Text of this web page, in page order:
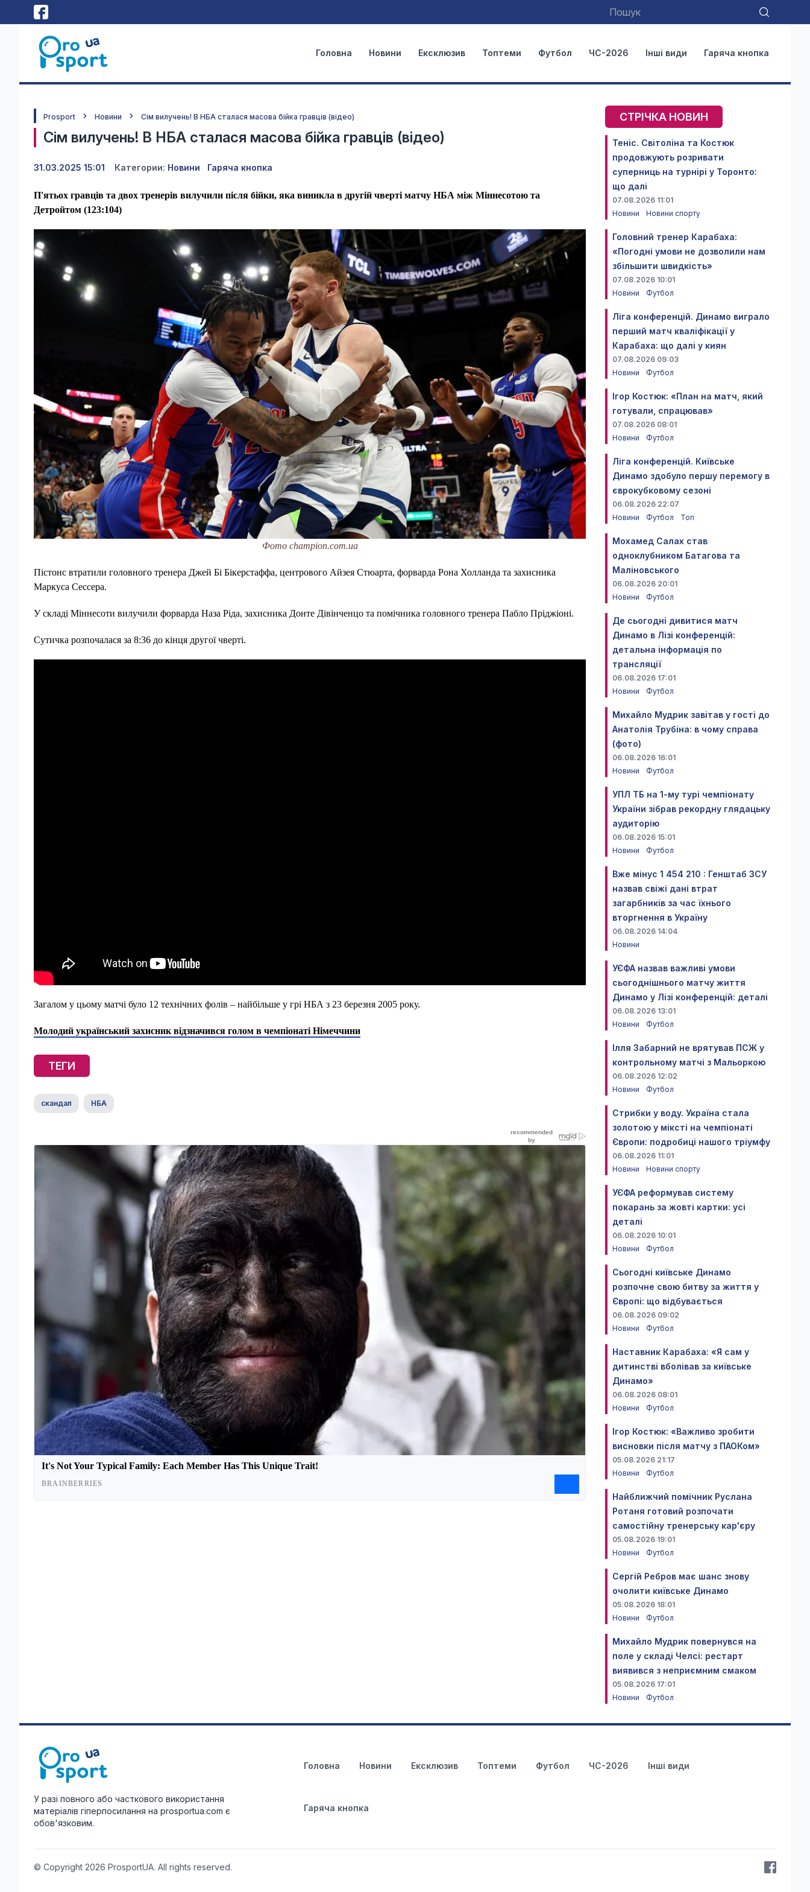
Головна Новини Ексклюзив Топтеми Футбол ЧС-2026 Інші види Гаряча кнопка
Prosport Новини Сім вилучень! В НБА сталася масова бійка гравців (відео)
Сім вилучень! В НБА сталася масова бійка гравців (відео)
31.03.2025 15:01 Категории: Новини Гаряча кнопка
П'ятьох гравців та двох тренерів вилучили після бійки, яка виникла в другій чверті матчу НБА між Міннесотою та
Детройтом (123:104)
Фото champion.com.ua
Пістонс втратили головного тренера Джей Бі Бікерстаффа, центрового Айзея Стюарта, форварда Рона Холланда та захисника
Маркуса Сессера.
У складі Міннесоти вилучили форварда Наза Ріда, захисника Донте Дівінченцо та помічника головного тренера Пабло Пріджіоні.
Сутичка розпочалася за 8:36 до кінця другої чверті.
Загалом у цьому матчі було 12 технічних фолів – найбільше у грі НБА з 23 березня 2005 року.
Молодий український захисник відзначився голом в чемпіонаті Німеччини
ТЕГИ
скандал НБА
СТРІЧКА НОВИН
Теніс. Світоліна та Костюк
продовжують розривати
суперниць на турнірі у Торонто:
що далі
07.08.2026 11:01
Новини
Новини спорту
Головний тренер Карабаха:
«Погодні умови не дозволили нам
збільшити швидкість»
07.08.2026 10:01
Новини
Футбол
Ліга конференцій. Динамо виграло
перший матч кваліфікації у
Карабаха: що далі у киян
07.08.2026 09:03
Новини
Футбол
Ігор Костюк: «План на матч, який
готували, спрацював»
07.08.2026 08:01
Новини
Футбол
Ліга конференцій. Київське
Динамо здобуло першу перемогу в
єврокубковому сезоні
06.08.2026 22:07
Новини
Футбол Топ
Мохамед Салах став
одноклубником Батагова та
Маліновського
06.08.2026 20:01
Новини
Футбол
Де сьогодні дивитися матч
Динамо в Лізі конференцій:
детальна інформація по
трансляції
06.08.2026 17:01
Новини
Футбол
Михайло Мудрик завітав у гості до
Анатолія Трубіна: в чому справа
(фото)
06.08.2026 16:01
Новини
Футбол
УПЛ ТБ на 1-му турі чемпіонату
України зібрав рекордну глядацьку
аудиторію
06.08.2026 15:01
Новини
Футбол
Вже мінус 1 454 210 : Генштаб ЗСУ
назвав свіжі дані втрат
загарбників за час їхнього
вторгнення в Україну
06.08.2026 14:04
Новини
УЄФА назвав важливі умови
сьогоднішнього матчу життя
Динамо у Лізі конференцій: деталі
06.08.2026 13:01
Новини
Футбол
Ілля Забарний не врятував ПСЖ у
контрольному матчі з Мальоркою
06.08.2026 12:02
Новини
Футбол
Стрибки у воду. Україна стала
золотою у міксті на чемпіонаті
Європи: подробиці нашого тріумфу
06.08.2026 11:01
Новини
Новини спорту
УЄФА реформував систему
покарань за жовті картки: усі
деталі
06.08.2026 10:01
Новини
Футбол
Сьогодні київське Динамо
розпочне свою битву за життя у
Європі: що відбувається
06.08.2026 09:02
Новини
Футбол
Наставник Карабаха: «Я сам у
дитинстві вболівав за київське
Динамо»
06.08.2026 08:01
Новини
Футбол
Ігор Костюк: «Важливо зробити
висновки після матчу з ПАОКом»
05.08.2026 21:17
Новини
Футбол
Найближчий помічник Руслана
Ротаня готовий розпочати
самостійну тренерську кар'єру
05.08.2026 19:01
Новини
Футбол
Сергій Ребров має шанс знову
очолити київське Динамо
05.08.2026 18:01
Новини
Футбол
Михайло Мудрик повернувся на
поле у складі Челсі: рестарт
виявився з неприємним смаком
05.08.2026 17:01
Новини
Футбол
У разі повного або часткового використання
матеріалів гіперпосилання на prosportua.com є
обов'язковим.
Головна Новини Ексклюзив Топтеми Футбол ЧС-2026 Інші види
Гаряча кнопка
© Copyright 2026 ProsportUA. All rights reserved.